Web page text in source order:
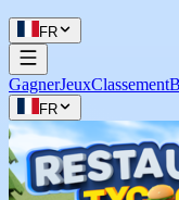
FR
GagnerJeuxClassement
FR